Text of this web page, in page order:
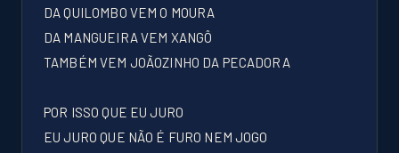
DA QUILOMBO VEM O MOURA
DA MANGUEIRA VEM XANGÔ
TAMBÉM VEM JOÃOZINHO DA PECADORA
POR ISSO QUE EU JURO
EU JURO QUE NÃO É FURO NEM JOGO